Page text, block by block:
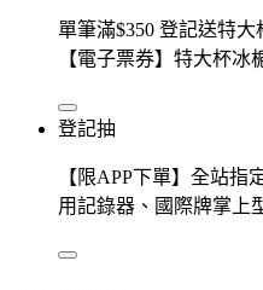
單筆滿$350 登記送特
【電子票券】特大杯冰
登記抽
【限APP下單】全站指
用記錄器、國際牌掌上